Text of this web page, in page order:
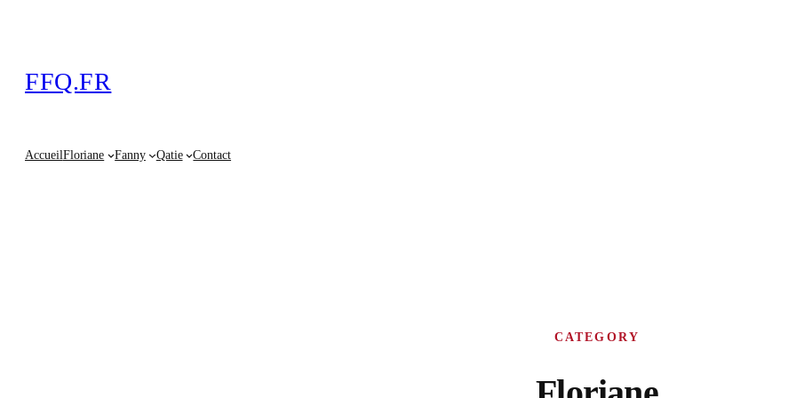
FFQ.FR
AccueilFloriane Fanny Qatie Contact
CATEGORY